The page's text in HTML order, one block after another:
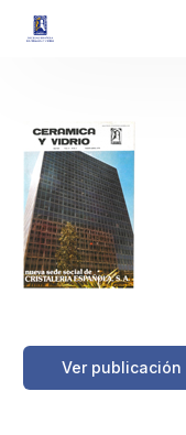
Ver publicación